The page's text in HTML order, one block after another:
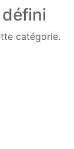
catégorie.